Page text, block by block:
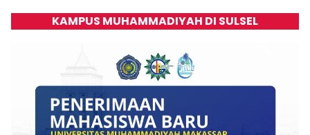
KAMPUS MUHAMMADIYAH DI SULSEL